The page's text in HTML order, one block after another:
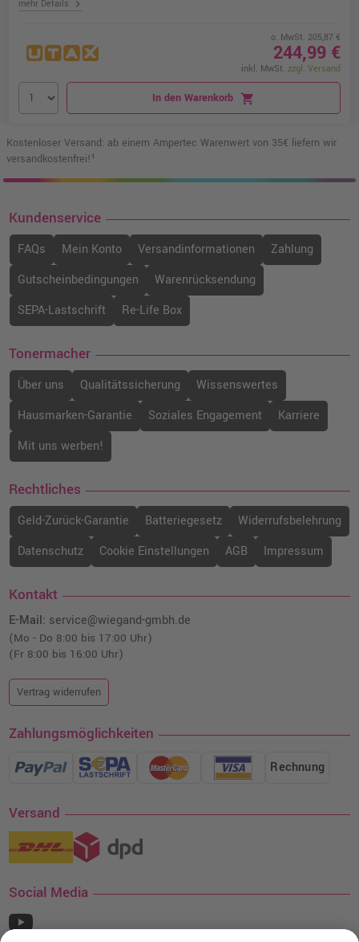
mehr Details chevron_right
o. MwSt. 205,87 €
244,99 €
inkl. MwSt. zzgl. Versand
In den Warenkorb shopping_cart
Kostenloser Versand: ab einem Ampertec Warenwert von 35€ liefern wir
versandkostenfrei!¹
Kundenservice
FAQs Mein Konto Versandinformationen
Zahlung
Gutscheinbedingungen
Warenrücksendung
SEPA-Lastschrift
Re-Life Box
Tonermacher
Über uns Qualitätssicherung
Wissenswertes
Hausmarken-Garantie
Soziales Engagement
Karriere
Mit uns werben!
Rechtliches
Geld-Zurück-Garantie Batteriegesetz
Widerrufsbelehrung
Datenschutz
Cookie Einstellungen AGB Impressum
Kontakt
E-Mail: service@wiegand-gmbh.de
(Mo - Do 8:00 bis 17:00 Uhr)
(Fr 8:00 bis 16:00 Uhr)
Vertrag widerrufen
Zahlungsmöglichkeiten
Rechnung
Versand
Social Media